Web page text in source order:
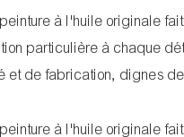
particulière à chaque
et de fabrication, dignes